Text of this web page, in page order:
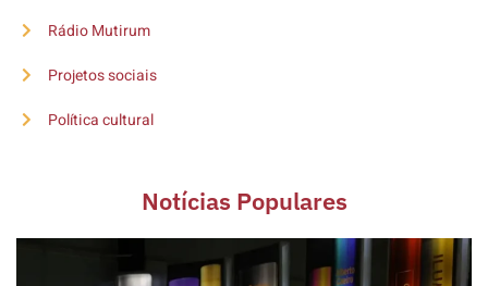
Rádio Mutirum
Projetos sociais
Política cultural
Notícias Populares